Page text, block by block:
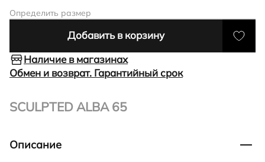
Определить размер
Добавить в корзину
Наличие в магазинах
Обмен и возврат. Гарантийный срок
SCULPTED ALBA 65
Описание